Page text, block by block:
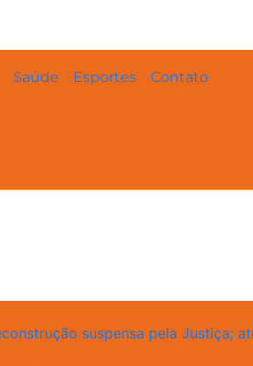
Saúde Esportes Contato
suspensa pela Justiça;